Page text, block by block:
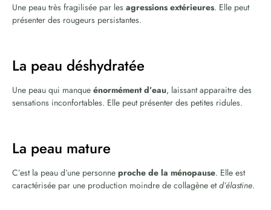
Une peau très fragilisée par les agressions extérieures. Elle peut
présenter des rougeurs persistantes.
La peau déshydratée
Une peau qui manque énormément d’eau, laissant apparaitre des
sensations inconfortables. Elle peut présenter des petites ridules.
La peau mature
C’est la peau d’une personne proche de la ménopause. Elle est
caractérisée par une production moindre de collagène etd’élastine.